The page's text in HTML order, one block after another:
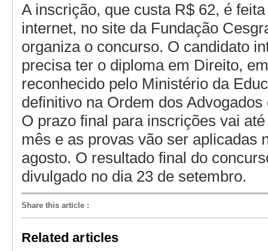
A inscrição, que custa R$ 62, é
internet, no site da Fundação
organiza o concurso. O candidato
precisa ter o diploma em Direito,
reconhecido pelo Ministério da
definitivo na Ordem dos
O prazo final para inscrições vai
mês e as provas vão ser aplicadas
agosto. O resultado final do
divulgado no dia 23 de setembro.
Share this article :
Related articles